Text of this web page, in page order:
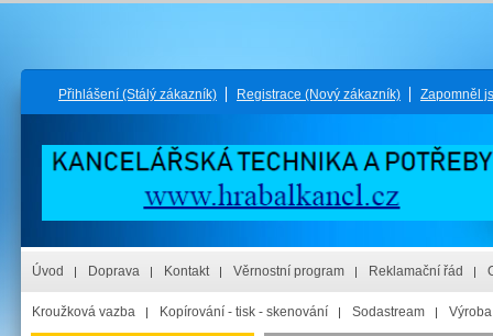
Přihlášení (Stálý zákazník) Registrace (Nový zákazník) Zapomněl
Úvod Doprava Kontakt Věrnostní program Reklamační řád
Kroužková vazba Kopírování - tisk - skenování Sodastream